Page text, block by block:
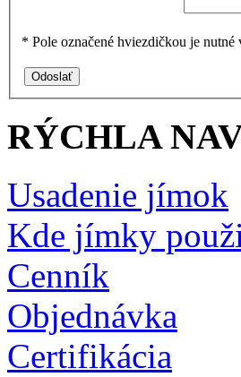
* Pole označené hviezdičkou je
RÝCHLA
Usadenie jímok
Kde jímky
Cenník
Objednávka
Certifikácia